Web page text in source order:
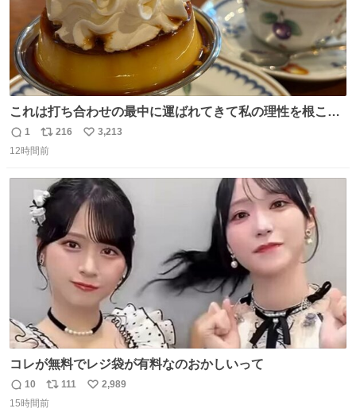
これは打ち合わせの最中に運ばれてきて私の理性を根こそ
ぎ奪い去ったプリンの写真です。
返
信
1
リ
ポ
ト
数
216
い
数
3,213
12時間前
コレが無料でレジ袋が有料なのおかしいって
返
信
10
リ
ポ
111
い
2,989
15時間前